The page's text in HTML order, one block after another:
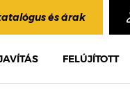
és árak
FELÚJÍTOTT